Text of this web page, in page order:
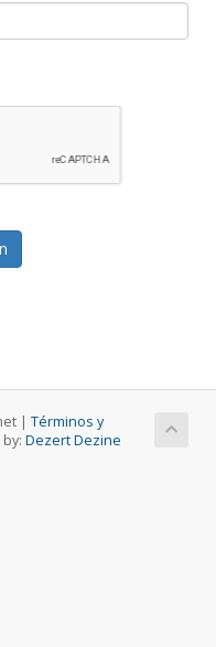
| Términos y
Dezert Dezine